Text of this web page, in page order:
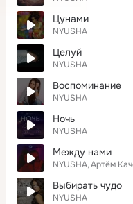
Цунами
NYUSHA
Целуй
NYUSHA
Воспоминание
NYUSHA
Ночь
NYUSHA
Между нами
NYUSHA Артём
Выбирать чудо
NYUSHA